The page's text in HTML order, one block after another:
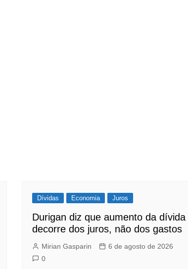
Dívidas Economia Juros
Durigan diz que aumento da dívida
decorre dos juros, não dos gastos
Mirian Gasparin
6 de agosto de 2026
0